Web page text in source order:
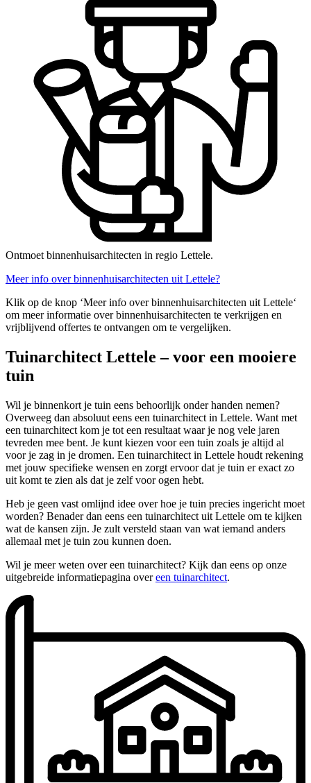
Ontmoet binnenhuisarchitecten in regio Lettele.
Meer info over binnenhuisarchitecten uit Lettele?
Klik op de knop ‘Meer info over binnenhuisarchitecten uit Lettele‘
om meer informatie over binnenhuisarchitecten te verkrijgen en
vrijblijvend offertes te ontvangen om te vergelijken.
Tuinarchitect Lettele – voor een mooiere
tuin
Wil je binnenkort je tuin eens behoorlijk onder handen nemen?
Overweeg dan absoluut eens een tuinarchitect in Lettele. Want met
een tuinarchitect kom je tot een resultaat waar je nog vele jaren
tevreden mee bent. Je kunt kiezen voor een tuin zoals je altijd al
voor je zag in je dromen. Een tuinarchitect in Lettele houdt rekening
met jouw specifieke wensen en zorgt ervoor dat je tuin er exact zo
uit komt te zien als dat je zelf voor ogen hebt.
Heb je geen vast omlijnd idee over hoe je tuin precies ingericht moet
worden? Benader dan eens een tuinarchitect uit Lettele om te kijken
wat de kansen zijn. Je zult versteld staan van wat iemand anders
allemaal met je tuin zou kunnen doen.
Wil je meer weten over een tuinarchitect? Kijk dan eens op onze
uitgebreide informatiepagina overeen tuinarchitect.